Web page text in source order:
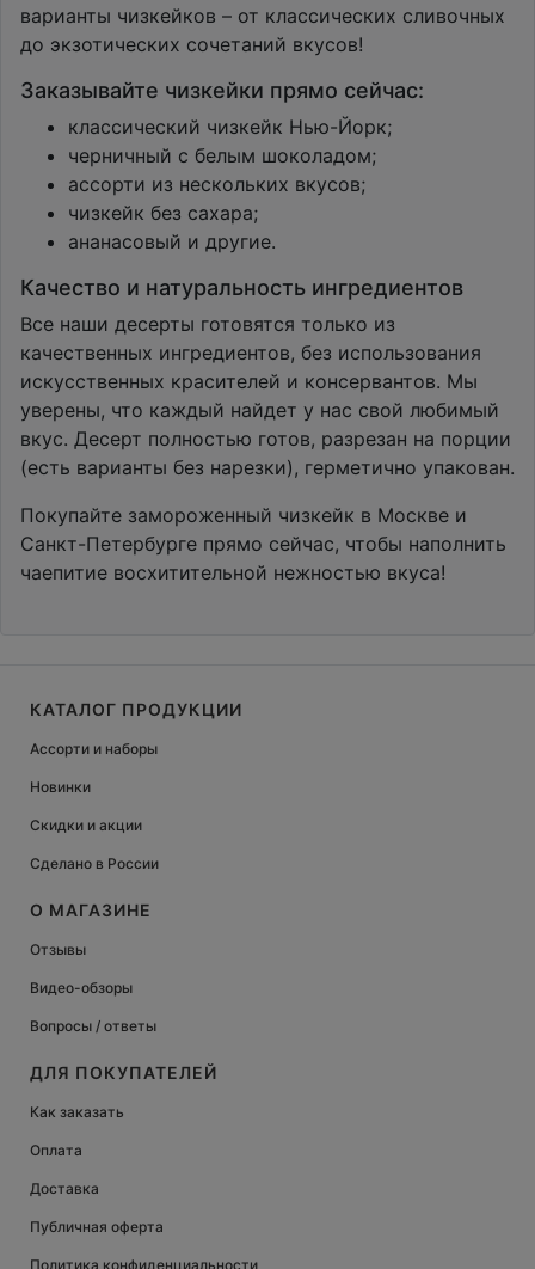
варианты чизкейков – от классических сливочных
до экзотических сочетаний вкусов!
Заказывайте чизкейки прямо сейчас:
классический чизкейк Нью-Йорк;
черничный с белым шоколадом;
ассорти из нескольких вкусов;
чизкейк без сахара;
ананасовый и другие.
Качество и натуральность ингредиентов
Все наши десерты готовятся только из
качественных ингредиентов, без использования
искусственных красителей и консервантов. Мы
уверены, что каждый найдет у нас свой любимый
вкус. Десерт полностью готов, разрезан на порции
(есть варианты без нарезки), герметично упакован.
Покупайте замороженный чизкейк в Москве и
Санкт-Петербурге прямо сейчас, чтобы наполнить
чаепитие восхитительной нежностью вкуса!
КАТАЛОГ ПРОДУКЦИИ
Ассорти и наборы
Новинки
Скидки и акции
Сделано в России
О МАГАЗИНЕ
Отзывы
Видео-обзоры
Вопросы / ответы
ДЛЯ ПОКУПАТЕЛЕЙ
Как заказать
Оплата
Доставка
Публичная оферта
Политика конфиденциальности